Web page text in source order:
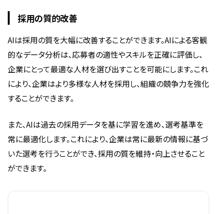
採用の質的改善
AIは採用の質を大幅に改善することができます。AIによる客観
的なデータ分析は、応募者の適性やスキルを正確に評価し、
企業にとって最適な人材を選び出すことを可能にします。これ
により、企業はより多様な人材を採用し、組織の競争力を強化
することができます。
また、AIは過去の採用データを基に学習を進め、選考基準を
常に最適化します。これにより、企業は常に最新の情報に基づ
いた選考を行うことができ、採用の質を維持・向上させること
ができます。